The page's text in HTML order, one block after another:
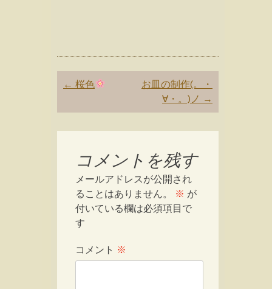
Post
← 桜色
お皿の制作(。・
∀・。)ノ →
コメントを残す
メールアドレスが公開され
ることはありません。
※ が
付いている欄は必須項目で
す
コメント ※